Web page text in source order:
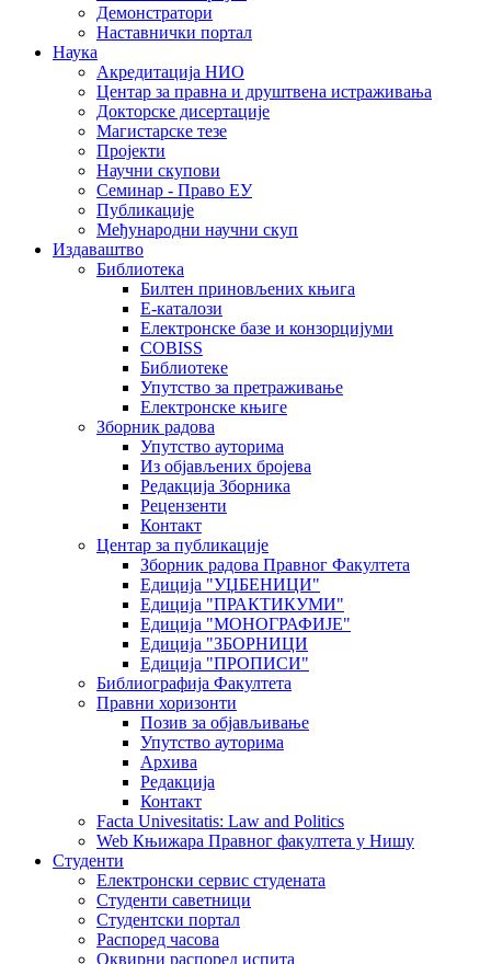
Демонстратори
Наставнички портал
Наука
Акредитација НИО
Центар за правна и друштвена истраживања
Докторске дисертације
Магистарске тезе
Пројекти
Научни скупови
Семинар - Право ЕУ
Публикације
Међународни научни скуп
Издаваштво
Библиотека
Билтен приновљених књига
Е-каталози
Електронске базе и конзорцијуми
COBISS
Библиотеке
Упутство за претраживање
Електронске књиге
Зборник радова
Упутство ауторима
Из објављених бројева
Редакција Зборника
Рецензенти
Контакт
Центар за публикације
Зборник радова Правног Факултета
Едиција "УЏБЕНИЦИ"
Едиција "ПРАКТИКУМИ"
Едиција "МОНОГРАФИЈЕ"
Едиција "ЗБОРНИЦИ
Едиција "ПРОПИСИ"
Библиографија Факултета
Правни хоризонти
Позив за објављивање
Упутство ауторима
Архива
Редакција
Контакт
Facta Univesitatis: Law and Politics
Web Књижара Правног факултета у Нишу
Студенти
Електронски сервис студената
Студенти саветници
Студентски портал
Распоред часова
Оквирни распоред испита